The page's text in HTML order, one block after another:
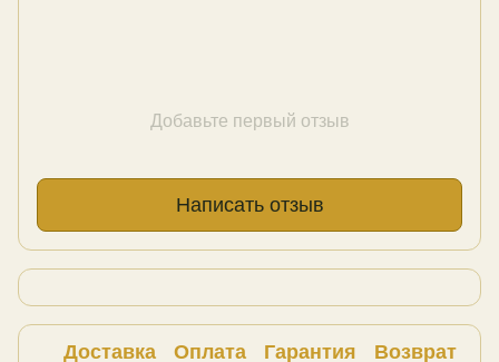
Добавьте первый отзыв
Написать отзыв
Доставка Оплата Гарантия Возврат